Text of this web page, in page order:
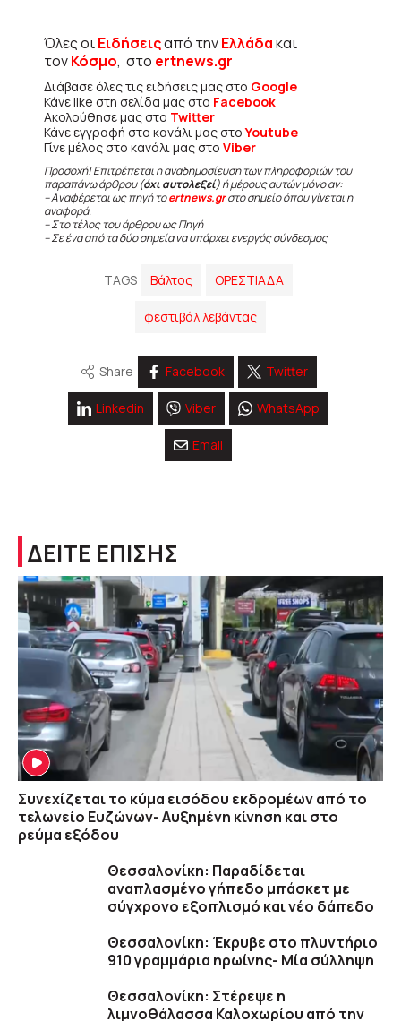
Όλες οιΕιδήσειςαπό τηνΕλλάδακαι
τονΚόσμο, στο ertnews.gr
Διάβασε όλες τις ειδήσεις μας στο Google
Κάνε like στη σελίδα μας στο Facebook
Ακολούθησε μας στο Twitter
Κάνε εγγραφή στο κανάλι μας στοYoutube
Γίνε μέλος στο κανάλι μας στο Viber
Προσοχή! Επιτρέπεται η αναδημοσίευση των πληροφοριών του
παραπάνω άρθρου (όχι αυτολεξεί) ή μέρους αυτών μόνο αν:
– Αναφέρεται ως πηγή τοertnews.grστο σημείο όπου γίνεται η
αναφορά.
– Στο τέλος του άρθρου ως Πηγή
– Σε ένα από τα δύο σημεία να υπάρχει ενεργός σύνδεσμος
TAGS Βάλτος ΟΡΕΣΤΙΑΔΑ
φεστιβάλ λεβάντας
Share Facebook Twitter
Linkedin Viber WhatsApp
Email
ΔΕΙΤΕ ΕΠΙΣΗΣ
Συνεχίζεται το κύμα εισόδου εκδρομέων από το
τελωνείο Ευζώνων- Αυξημένη κίνηση και στο
ρεύμα εξόδου
Θεσσαλονίκη: Παραδίδεται
αναπλασμένο γήπεδο μπάσκετ με
σύγχρονο εξοπλισμό και νέο δάπεδο
Θεσσαλονίκη: Έκρυβε στο πλυντήριο
910 γραμμάρια ηρωίνης- Μία σύλληψη
Θεσσαλονίκη: Στέρεψε η
λιμνοθάλασσα Καλοχωρίου από την